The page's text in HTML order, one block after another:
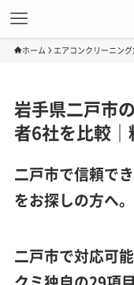
ホーム エアコンクリーニン
岩手県二戸市
者6社を比較
二戸市で信頼で
をお探しの方へ。
二戸市で対応可